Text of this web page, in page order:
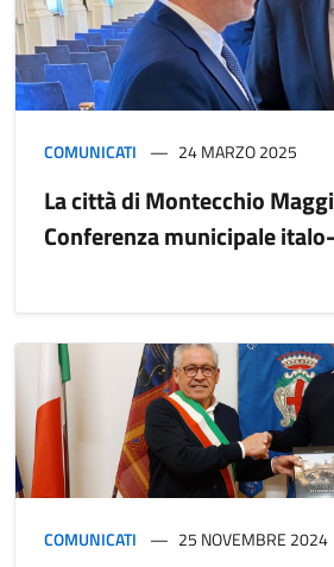
COMUNICATI 24 MARZO 2025
La città di Montecchio
Conferenza municipale
COMUNICATI 25 NOVEMBRE 2024